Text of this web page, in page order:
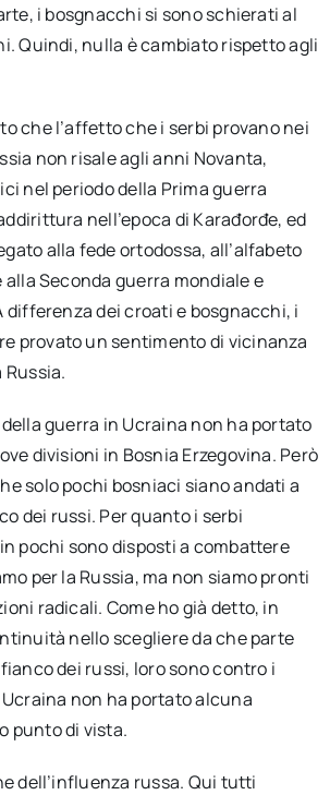
i bosgnacchi si sono schierati al
Quindi, nulla è cambiato rispetto agli
che l’affetto che i serbi provano nei
non risale agli anni Novanta,
nel periodo della Prima guerra
nell’epoca di Karađorđe, ed
alla fede ortodossa, all’alfabeto
Seconda guerra mondiale e
differenza dei croati e bosgnacchi, i
provato un sentimento di vicinanza
guerra in Ucraina non ha portato
divisioni in Bosnia Erzegovina. Però
solo pochi bosniaci siano andati a
dei russi. Per quanto i serbi
pochi sono disposti a combattere
per la Russia, ma non siamo pronti
radicali. Come ho già detto, in
nello scegliere da che parte
dei russi, loro sono contro i
non ha portato alcuna
punto di vista.
dell’influenza russa. Qui tutti